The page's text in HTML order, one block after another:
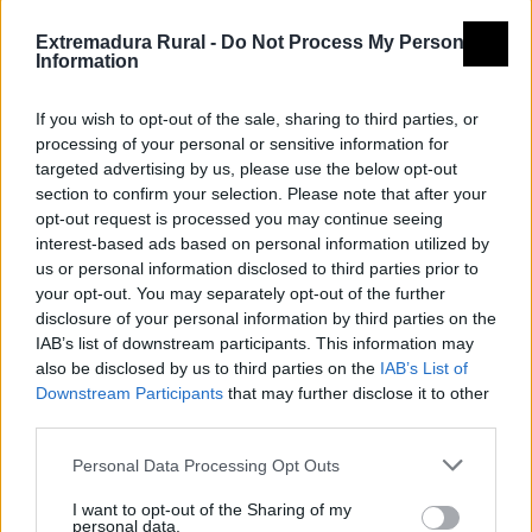
Extremadura Rural - Do Not Process My Personal
Information
If you wish to opt-out of the sale, sharing to third parties, or
processing of your personal or sensitive information for
targeted advertising by us, please use the below opt-out
section to confirm your selection. Please note that after your
opt-out request is processed you may continue seeing
interest-based ads based on personal information utilized by
us or personal information disclosed to third parties prior to
your opt-out. You may separately opt-out of the further
disclosure of your personal information by third parties on the
IAB’s list of downstream participants. This information may
also be disclosed by us to third parties on the IAB’s List of
Downstream Participants that may further disclose it to other
Personal Data Processing Opt Outs
I want to opt-out of the Sharing of my
personal data.
carretera del Salto, en dirección a la fuente de la
Nosera. Continúa por el tramo de camino asfaltado
llegar al regato del Pueblo, que cruza por el puente de
pizarra para tomar el camino de Huerta Parreras. A
los pocos metros gira por la calleja de la Señorita y
llega entre paredes de piedra hasta el acceso al
dolmen de la Joaninha que se encuentra a unos 170
metros en la parte alta de la loma adyacente al
camino: excavado en 1995 es uno de los restos
megalíticos mejor conservados del término municipal,
que alberga un importante conjunto de dólmenes y
numerosas tumbas antropomorfas excavadas en
roca.
A continuación, rebasa la Machiera, antiguas